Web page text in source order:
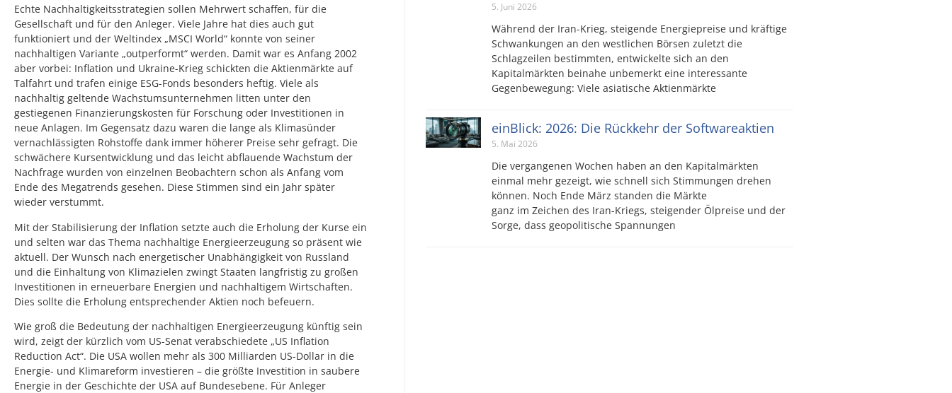
Echte Nachhaltigkeitsstrategien sollen Mehrwert schaffen, für die
Gesellschaft und für den Anleger. Viele Jahre hat dies auch gut
funktioniert und der Weltindex „MSCI World“ konnte von seiner
nachhaltigen Variante „outperformt“ werden. Damit war es Anfang 2002
aber vorbei: Inflation und Ukraine-Krieg schickten die Aktienmärkte auf
Talfahrt und trafen einige ESG-Fonds besonders heftig. Viele als
nachhaltig geltende Wachstumsunternehmen litten unter den
gestiegenen Finanzierungskosten für Forschung oder Investitionen in
neue Anlagen. Im Gegensatz dazu waren die lange als Klimasünder
vernachlässigten Rohstoffe dank immer höherer Preise sehr gefragt. Die
schwächere Kursentwicklung und das leicht abflauende Wachstum der
Nachfrage wurden von einzelnen Beobachtern schon als Anfang vom
Ende des Megatrends gesehen. Diese Stimmen sind ein Jahr später
wieder verstummt.
Mit der Stabilisierung der Inflation setzte auch die Erholung der Kurse ein
und selten war das Thema nachhaltige Energieerzeugung so präsent wie
aktuell. Der Wunsch nach energetischer Unabhängigkeit von Russland
und die Einhaltung von Klimazielen zwingt Staaten langfristig zu großen
Investitionen in erneuerbare Energien und nachhaltigem Wirtschaften.
Dies sollte die Erholung entsprechender Aktien noch befeuern.
Wie groß die Bedeutung der nachhaltigen Energieerzeugung künftig sein
wird, zeigt der kürzlich vom US-Senat verabschiedete „US Inflation
Reduction Act“. Die USA wollen mehr als 300 Milliarden US-Dollar in die
Energie- und Klimareform investieren – die größte Investition in saubere
Energie in der Geschichte der USA auf Bundesebene. Für Anleger
5. Juni 2026
Während der Iran-Krieg, steigende Energiepreise und kräftige
Schwankungen an den westlichen Börsen zuletzt die
Schlagzeilen bestimmten, entwickelte sich an den
Kapitalmärkten beinahe unbemerkt eine interessante
Gegenbewegung: Viele asiatische Aktienmärkte
einBlick: 2026: Die Rückkehr der Softwareaktien
5. Mai 2026
Die vergangenen Wochen haben an den Kapitalmärkten
einmal mehr gezeigt, wie schnell sich Stimmungen drehen
können. Noch Ende März standen die Märkte
ganz im Zeichen des Iran-Kriegs, steigender Ölpreise und der
Sorge, dass geopolitische Spannungen